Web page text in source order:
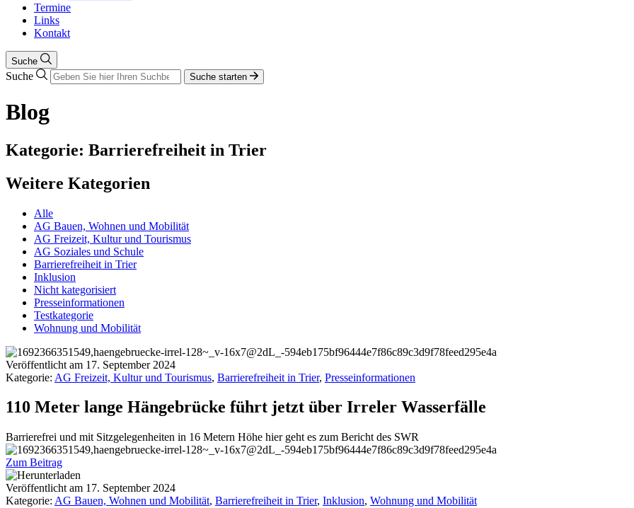
Termine
Links
Kontakt
Suche
Suche Suche starten
Blog
Kategorie: Barrierefreiheit in Trier
Weitere Kategorien
Alle
AG Bauen, Wohnen und Mobilität
AG Freizeit, Kultur und Tourismus
AG Soziales und Schule
Barrierefreiheit in Trier
Inklusion
Nicht kategorisiert
Presseinformationen
Testkategorie
Wohnung und Mobilität
Veröffentlicht am 17. September 2024
Kategorie: AG Freizeit, Kultur und Tourismus, Barrierefreiheit in Trier, Presseinformationen
110 Meter lange Hängebrücke führt jetzt über Irreler Wasserfälle
Barrierefrei und mit Sitzgelegenheiten in 16 Metern Höhe hier geht es zum Bericht des SWR
Zum Beitrag
Veröffentlicht am 17. September 2024
Kategorie: AG Bauen, Wohnen und Mobilität, Barrierefreiheit in Trier, Inklusion, Wohnung und Mobilität